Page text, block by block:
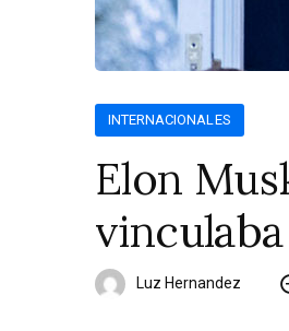
INTERNACIONALES
Elon
Luz Hernandez